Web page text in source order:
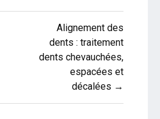
Alignement des
dents : traitement
dents chevauchées,
espacées et
décalées →